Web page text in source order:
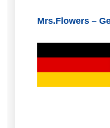
Mrs.Flowers –